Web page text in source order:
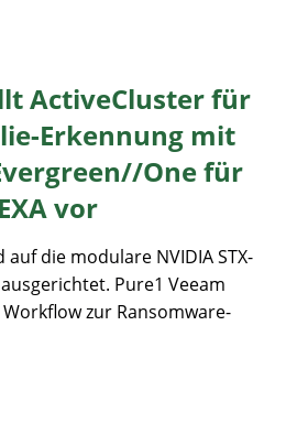
ActiveCluster für
Erkennung mit
One für
vor
auf die modulare NVIDIA STX-
Pure1 Veeam
zur Ransomware-